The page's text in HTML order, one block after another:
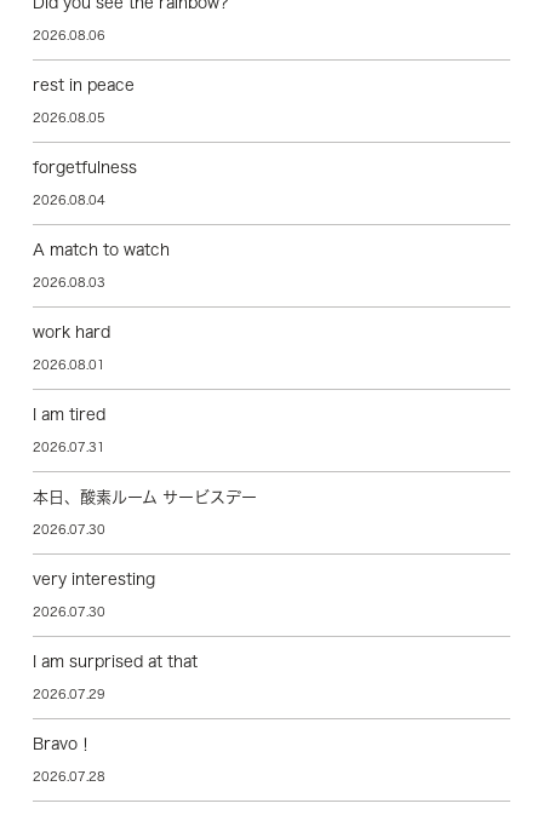
2026.08.06
rest in peace
2026.08.05
forgetfulness
2026.08.04
A match to watch
2026.08.03
work hard
2026.08.01
I am tired
2026.07.31
本日、酸素ルーム サービスデー
2026.07.30
very interesting
2026.07.30
I am surprised at that
2026.07.29
Bravo！
2026.07.28